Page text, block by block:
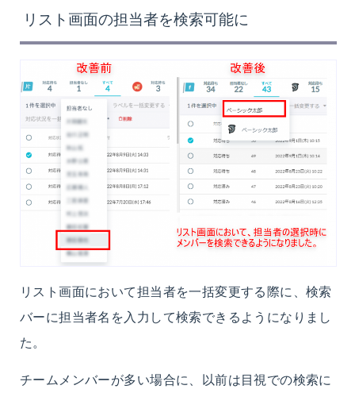
リスト画面の担当者を検索可能に
リスト画面において担当者を一括変更する際に、検索
バーに担当者名を入力して検索できるようになりまし
た。
チームメンバーが多い場合に、以前は目視での検索に